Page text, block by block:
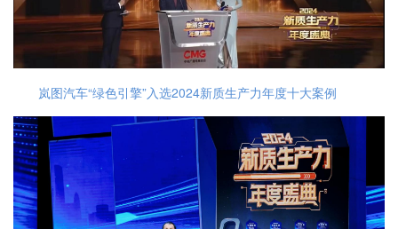
岚图汽车“绿色引擎”入选2024新质生产力年度十大案例